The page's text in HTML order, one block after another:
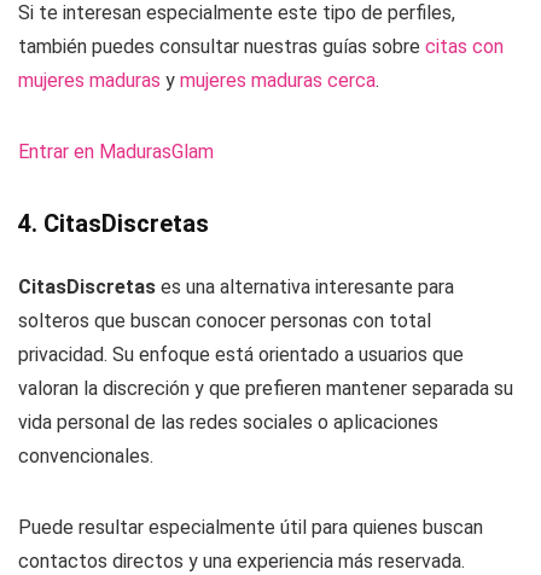
Si te interesan especialmente este tipo de perfiles,
también puedes consultar nuestras guías sobre citas con
mujeres maduras y mujeres maduras cerca.
Entrar en MadurasGlam
4. CitasDiscretas
CitasDiscretas es una alternativa interesante para
solteros que buscan conocer personas con total
privacidad. Su enfoque está orientado a usuarios que
valoran la discreción y que prefieren mantener separada su
vida personal de las redes sociales o aplicaciones
convencionales.
Puede resultar especialmente útil para quienes buscan
contactos directos y una experiencia más reservada.